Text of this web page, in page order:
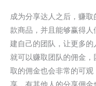
成为分享达人之后，赚
款商品，并且能够赢得
建自己的团队，让更多
就可以赚取团队的佣金
取的佣金也会非常的可